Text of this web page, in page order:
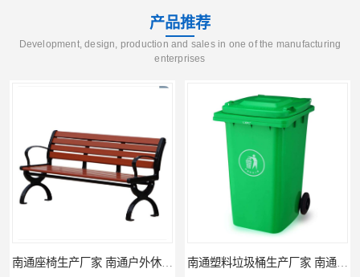
产品推荐
Development, design, production and sales in one of the manufacturing
enterprises